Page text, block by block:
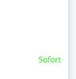
Sofort